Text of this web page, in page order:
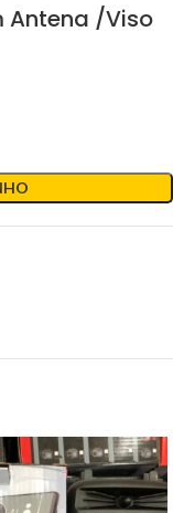
Antena /Viso